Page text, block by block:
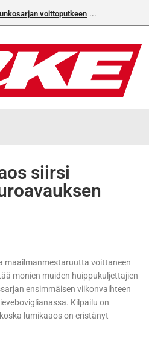
voittoputkeen
siirsi
maailmanmestaruutta voittaneen
monien muiden huippukuljettajien
ensimmäisen viikonvaihteen
Kilpailu on
lumikaaos on eristänyt